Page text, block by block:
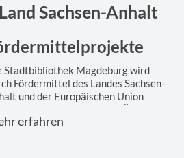
Sachsen-Anhalt
Stadtbibliothek Magdeburg wird
Fördermittel des Landes Sachsen-
und der Europäischen Union
Hier finden Sie eine Übersicht
...
erfahren